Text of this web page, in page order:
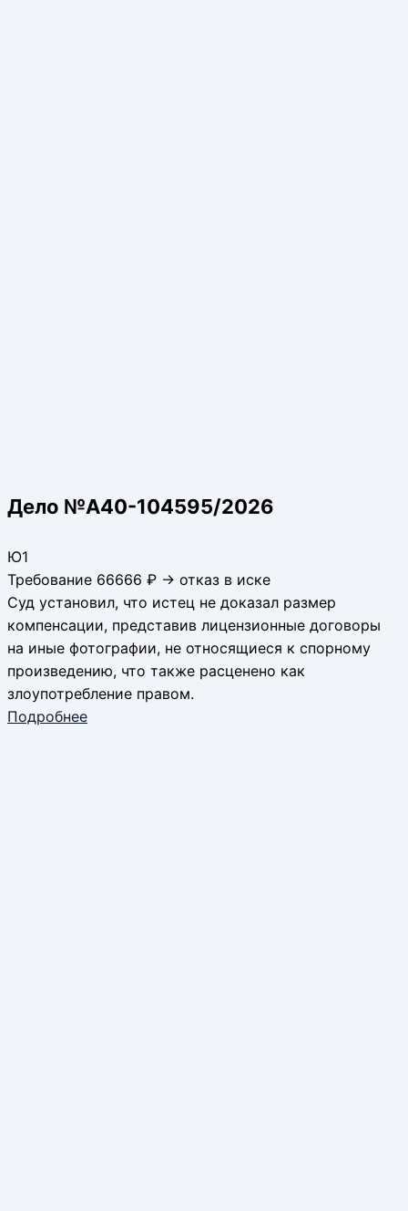
Дело №А40-104595/2026
Ю1
Требование 66666 ₽ → отказ в иске
Суд установил, что истец не доказал размер
компенсации, представив лицензионные договоры
на иные фотографии, не относящиеся к спорному
произведению, что также расценено как
злоупотребление правом.
Подробнее